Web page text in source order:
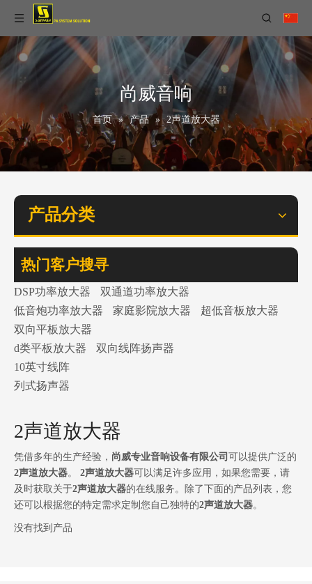
尚威音响
首页 » 产品 » 2声道放大器
产品分类
热门客户搜寻
DSP功率放大器
双通道功率放大器
低音炮功率放大器
家庭影院放大器
超低音板放大器
双向平板放大器
d类平板放大器
双向线阵扬声器
10英寸线阵
列式扬声器
2声道放大器
凭借多年的生产经验， 尚威专业音响设备有限公司 可以提供广泛的
2声道放大器。 2声道放大器可以满足许多应用，如果您需要，请
及时获取关于2声道放大器的在线服务。除了下面的产品列表，您
还可以根据您的特定需求定制您自己独特的2声道放大器。
没有找到产品